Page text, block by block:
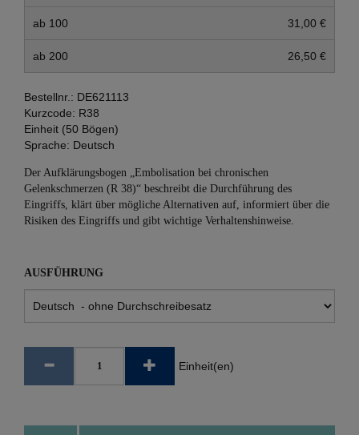
ab 100 31,00 €
ab 200 26,50 €
Bestellnr.: DE621113
Kurzcode: R38
Einheit (50 Bögen)
Sprache: Deutsch
Der Aufklärungsbogen „Embolisation bei chronischen
Gelenkschmerzen (R 38)“ beschreibt die Durchführung des
Eingriffs, klärt über mögliche Alternativen auf, informiert über die
Risiken des Eingriffs und gibt wichtige Verhaltenshinweise.
AUSFÜHRUNG
Einheit(en)